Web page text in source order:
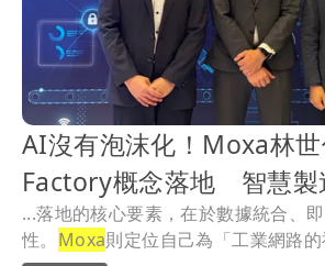
AI沒有泡沫化！Moxa林
Factory概念落地 智慧製
...落地的核心要素，在於數據統合、
性。 Moxa則定位自己為「工業網路